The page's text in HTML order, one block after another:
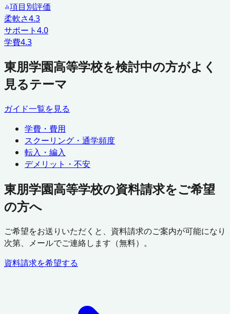
項目別評価
柔軟さ4.3
サポート4.0
学費4.3
東朋学園高等学校を検討中の方がよく
見るテーマ
ガイド一覧を見る
学費・費用
スクーリング・通学頻度
転入・編入
デメリット・不安
東朋学園高等学校の資料請求をご希望
の方へ
ご希望をお送りいただくと、資料請求のご案内が可能になり
次第、メールでご連絡します（無料）。
資料請求を希望する